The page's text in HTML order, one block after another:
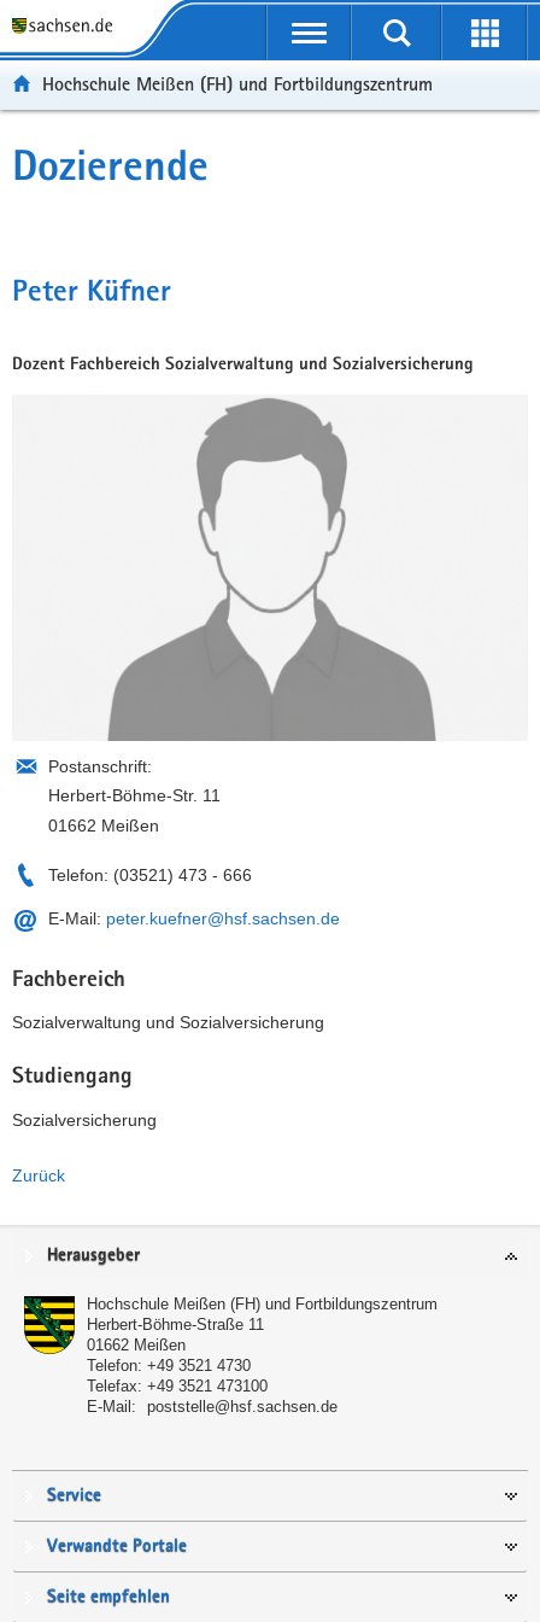
Portalübergreifende
Hochschule Meißen (FH) und Fortbildungszentrum
Dozierende
Peter Küfner
Dozent Fachbereich Sozialverwaltung und Sozialversicherung
Postanschrift:
Herbert-Böhme-Str. 11
01662 Meißen
Telefon: (03521) 473 - 666
E-Mail: peter.kuefner@hsf.sachsen.de
Fachbereich
Sozialverwaltung und Sozialversicherung
Studiengang
Sozialversicherung
Zurück
Service
Herausgeber
Hochschule Meißen (FH) und Fortbildungszentrum
Herbert-Böhme-Straße 11
01662 Meißen
Telefon: +49 3521 4730
Telefax: +49 3521 473100
E-Mail:
poststelle@hsf.sachsen.de
Service
Verwandte Portale
Seite empfehlen